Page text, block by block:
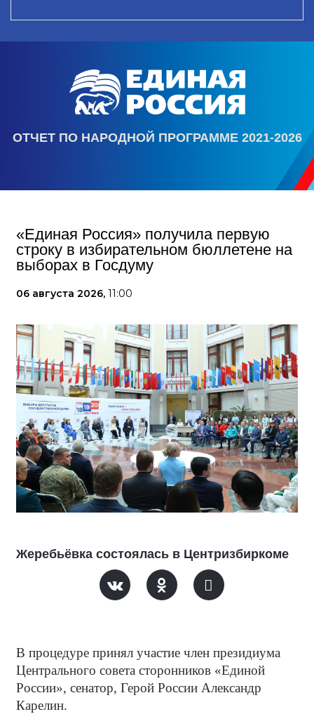
ОТЧЕТ ПО НАРОДНОЙ ПРОГРАММЕ 2021-2026
«Единая Россия» получила первую
строку в избирательном бюллетене на
выборах в Госдуму
06 августа 2026, 11:00
Жеребьёвка состоялась в Центризбиркоме
В процедуре принял участие член президиума
Центрального совета сторонников «Единой
России», сенатор, Герой России Александр
Карелин.